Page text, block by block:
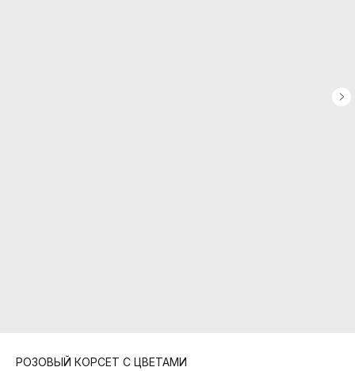
РОЗОВЫЙ КОРСЕТ С ЦВЕТАМИ